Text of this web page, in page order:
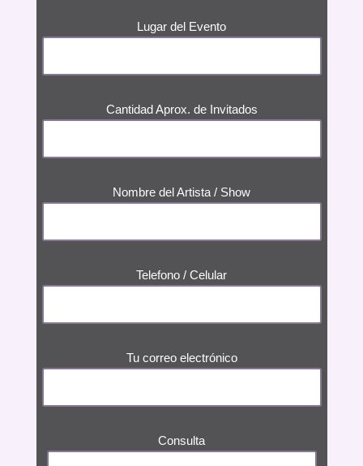
Lugar del Evento
Cantidad Aprox. de Invitados
Nombre del Artista / Show
Telefono / Celular
Tu correo electrónico
Consulta